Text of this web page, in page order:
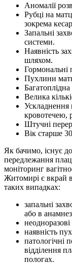
Аномалії
Рубці на
зокрема
Запальні
системи.
Наявність
шляхом.
Гормональні
Пухлини
Багатоплідна
Велика
Ускладнення
кровотечею,
Штучні
Вік старше
Як бачимо, існує
передлежання
моніторинг
Житомирі є вкрай
таких випадках:
запальні
або в
наявність
патологічні
відділення
пологах.